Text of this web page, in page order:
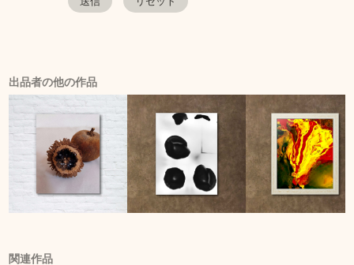
出品者の他の作品
関連作品